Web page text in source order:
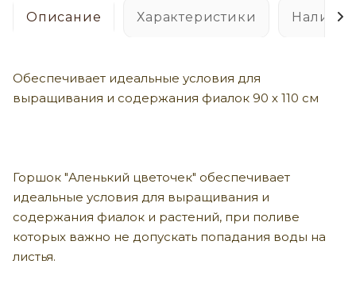
Описание Характеристики
Обеспечивает идеальные условия для
выращивания и содержания фиалок 90 х 110 см
Горшок "Аленький цветочек" обеспечивает
идеальные условия для выращивания и
содержания фиалок и растений, при поливе
которых важно не допускать попадания воды на
листья.